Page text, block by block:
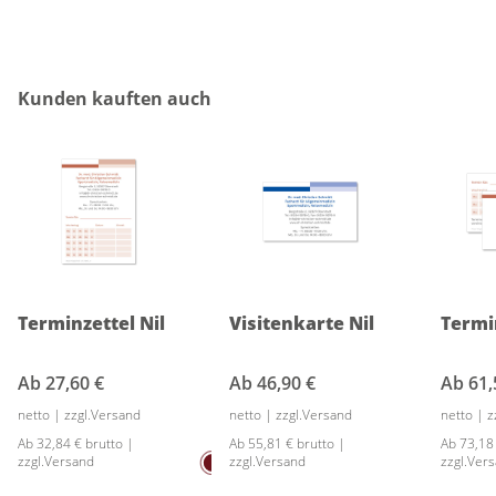
Produktgalerie überspringen
Kunden kauften auch
Terminzettel Nil
Ab 27,60 €
netto | zzgl.Versand
Ab 32,84 € brutto |
zzgl.Versand
Visitenkarte Nil
Ab46,90 €
netto | zzgl.Versand
Ab 55,81 € brutto |
zzgl.Versand
Ab
netto |
Ab